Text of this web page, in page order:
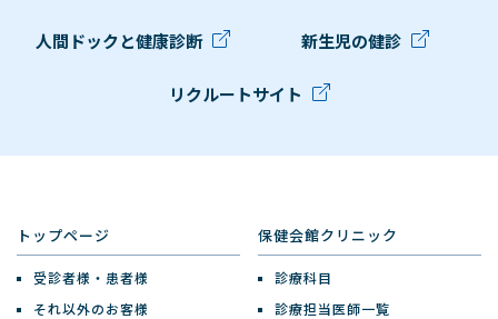
人間ドックと健康診断 新生児の健診
リクルートサイト
トップページ
受診者様・患者様
それ以外のお客様
保健会館クリニック
診療科目
診療担当医師一覧